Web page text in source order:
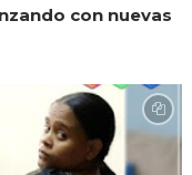
con nuevas